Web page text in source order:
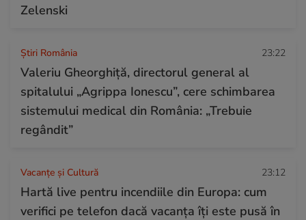
Zelenski
Știri România 23:22
Valeriu Gheorghiță, directorul general al
spitalului „Agrippa Ionescu”, cere schimbarea
sistemului medical din România: „Trebuie
regândit”
Vacanțe și Cultură 23:12
Hartă live pentru incendiile din Europa: cum
verifici pe telefon dacă vacanța îți este pusă în